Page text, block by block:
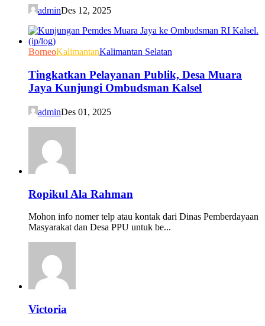
adminDes 12, 2025
BorneoKalimantanKalimantan Selatan
Tingkatkan Pelayanan Publik, Desa Muara
Jaya Kunjungi Ombudsman Kalsel
adminDes 01, 2025
Ropikul Ala Rahman
Mohon info nomer telp atau kontak dari Dinas Pemberdayaan
Masyarakat dan Desa PPU untuk be...
Victoria